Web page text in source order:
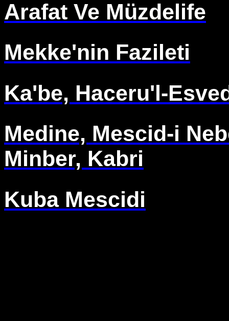
Arafat Ve Müzdelife
Mekke'nin Fazileti
Ka'be, Haceru'l-
Medine, Mescid-i
Minber, Kabri
Kuba Mescidi